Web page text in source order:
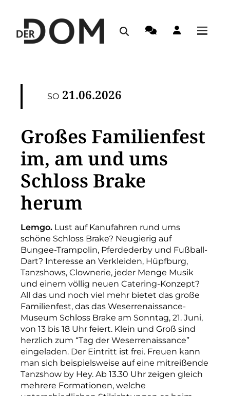
SO 21.06.2026
Großes Familienfest
im, am und ums
Schloss Brake
herum
Lemgo. Lust auf Kanufahren rund ums
schöne Schloss Brake? Neugierig auf
Bungee-Trampolin, Pferdederby und Fußball-
Dart? Interesse an Verkleiden, Hüpfburg,
Tanzshows, Clownerie, jeder Menge Musik
und einem völlig neuen Catering-Konzept?
All das und noch viel mehr bietet das große
Familienfest, das das Weserrenaissance-
Museum Schloss Brake am Sonntag, 21. Juni,
von 13 bis 18 Uhr feiert. Klein und Groß sind
herzlich zum “Tag der Weserrenaissance”
eingeladen. Der Eintritt ist frei. Freuen kann
man sich beispielsweise auf eine mitreißende
Tanzshow by Hey. Ab 13.30 Uhr zeigen gleich
mehrere Formationen, welche